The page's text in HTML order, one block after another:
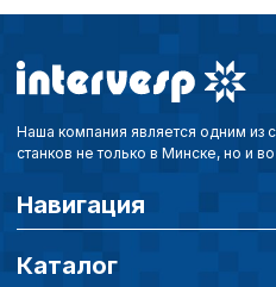
Наша компания является одним из
станков не только в Минске, но и
Навигация
Каталог